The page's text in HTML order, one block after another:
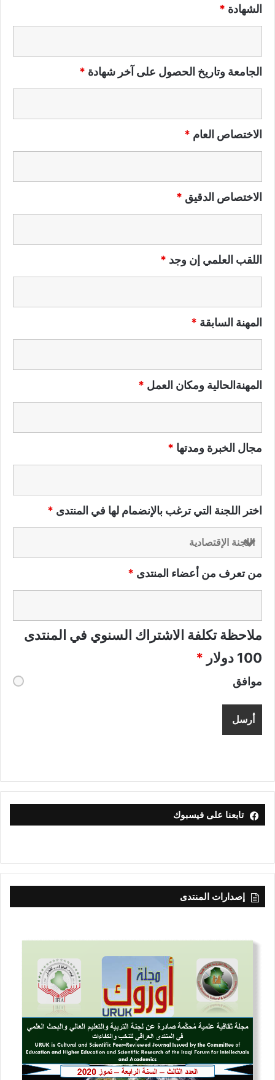
الشهادة *
الجامعة وتاريخ الحصول على آخر شهادة *
الاختصاص العام *
الاختصاص الدقيق *
اللقب العلمي إن وجد *
المهنة السابقة *
المهنةالحالية ومكان العمل *
مجال الخبرة ومدتها *
اختر اللجنة التي ترغب بالإنضمام لها في المنتدى *
من تعرف من أعضاء المنتدى *
ملاحظة تكلفة الاشتراك السنوي في المنتدى
100 دولار
*
موافق
تابعنا على فيسبوك
إصدارات المنتدى